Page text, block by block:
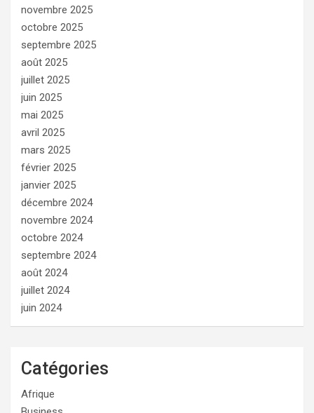
novembre 2025
octobre 2025
septembre 2025
août 2025
juillet 2025
juin 2025
mai 2025
avril 2025
mars 2025
février 2025
janvier 2025
décembre 2024
novembre 2024
octobre 2024
septembre 2024
août 2024
juillet 2024
juin 2024
Catégories
Afrique